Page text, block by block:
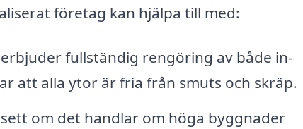
företag kan hjälpa till med:
fullständig rengöring av både in-
att alla ytor är fria från smuts och skräp.
om det handlar om höga byggnader